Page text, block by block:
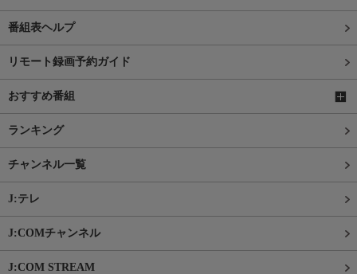
番組表ヘルプ
リモート録画予約ガイド
おすすめ番組
ランキング
チャンネル一覧
J:テレ
J:COMチャンネル
J:COM STREAM